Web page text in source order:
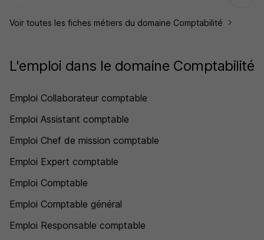
Voir toutes les fiches métiers du domaine Comptabilité
L'emploi dans le domaine Comptabilité
Emploi Collaborateur comptable
Emploi Assistant comptable
Emploi Chef de mission comptable
Emploi Expert comptable
Emploi Comptable
Emploi Comptable général
Emploi Responsable comptable